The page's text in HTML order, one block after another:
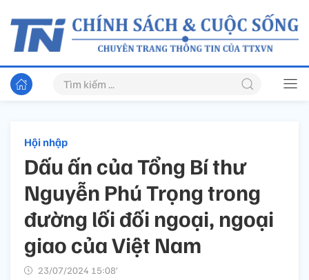
Hội nhập
Dấu ấn của Tổng Bí thư
Nguyễn Phú Trọng trong
đường lối đối ngoại, ngoại
giao của Việt Nam
23/07/2024 15:08’